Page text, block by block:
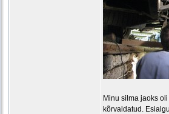
Minu silma jaoks
kõrvaldatud.